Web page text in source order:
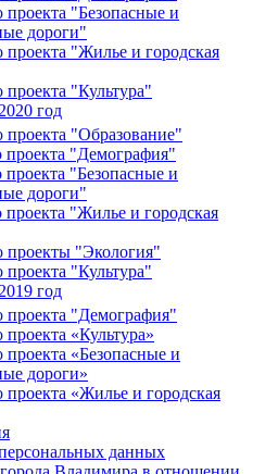
проекта "Безопасные и
дороги"
проекта "Жилье и городская
проекта "Культура"
год
проекта "Образование"
проекта "Демография"
проекта "Безопасные и
дороги"
проекта "Жилье и городская
проекты "Экология"
проекта "Культура"
год
проекта "Демография"
«Культура»
«Безопасные и
дороги»
проекта «Жилье и городская
данных